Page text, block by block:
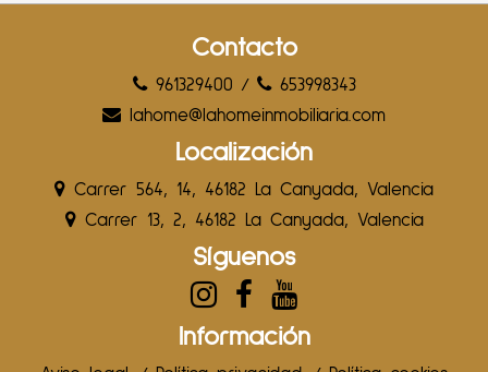
Contacto
961329400 /
653998343
lahome@lahomeinmobiliaria.com
Localización
Carrer 564, 14, 46182 La Canyada, Valencia
Carrer 13, 2, 46182 La Canyada, Valencia
Síguenos
Información